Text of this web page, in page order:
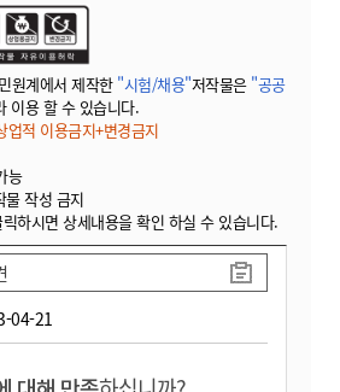
원계에서 제작한 "시험/채용"저작물은 "공공
이용 할 수 있습니다.
업적 이용금지+변경금지
능
물 작성 금지
하시면 상세내용을 확인 하실 수 있습니다.
04-21